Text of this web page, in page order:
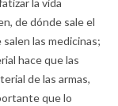
la vida
de dónde sale el
las medicinas;
hace que las
de las armas,
que lo